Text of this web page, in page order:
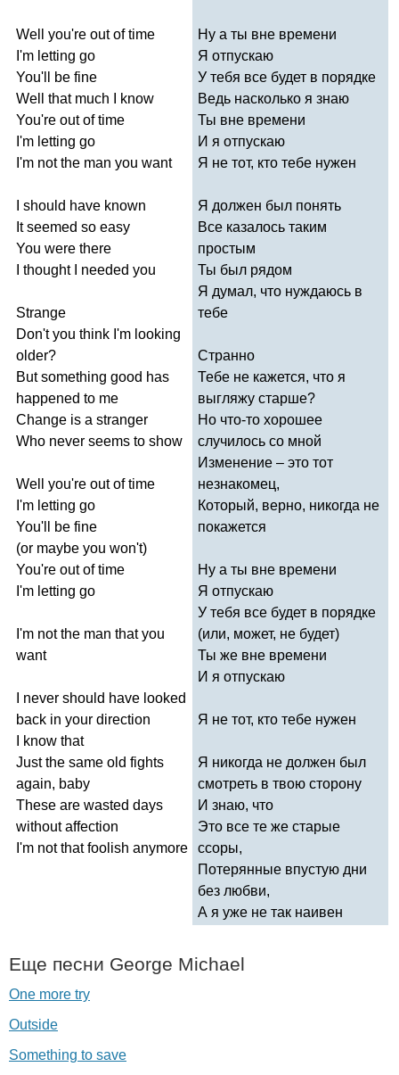
Well you're out of time
I'm letting go
You'll
be fine
Well
that much
know
You're out of time
I'm letting go
I'm not the man you want
should have known
It seemed so easy
You were there
thought needed you
Strange
Don't you think I'm looking
older?
But something good has
happened to me
Change is a stranger
Who never seems to show
Well you're out of time
I'm letting go
You'll
be fine
(or maybe you won't)
You're out of time
I'm letting go
I'm not the man that you
want
never should have looked
back in your direction
know that
Just the same old fights
again, baby
These are wasted days
without affection
I'm not that foolish anymore
Ну а ты вне времени
Я отпускаю
У тебя все будет в порядке
Ведь насколько я знаю
Ты вне времени
И я отпускаю
Я не тот, кто тебе нужен
Я должен был понять
Все казалось таким
простым
Ты был рядом
Я думал, что нуждаюсь в
тебе
Странно
Тебе не кажется, что я
выгляжу старше?
Но что-то хорошее
случилось со мной
Изменение – это тот
незнакомец,
Который, верно, никогда не
покажется
Ну а ты вне времени
Я отпускаю
У тебя все будет в порядке
(или, может, не будет)
Ты же вне времени
И я отпускаю
Я не тот, кто тебе нужен
Я никогда не должен был
смотреть в твою сторону
И знаю, что
Это все те же старые
ссоры,
Потерянные впустую дни
без любви,
А я уже не так наивен
Еще песни George Michael
One more try
Outside
Something to save